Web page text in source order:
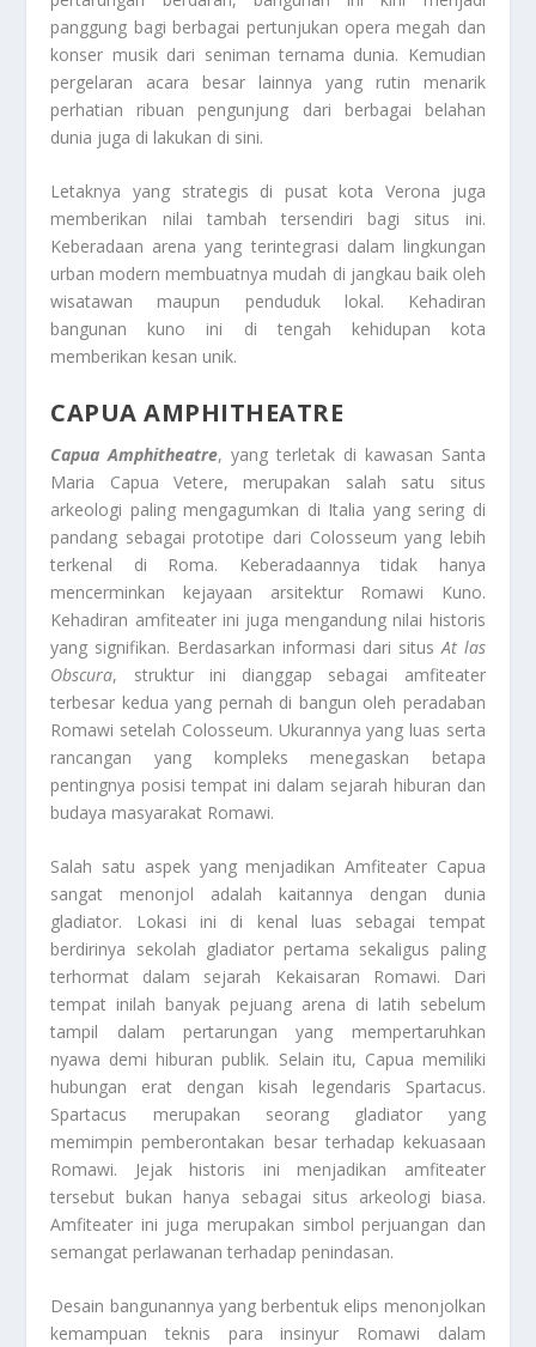
panggung bagi berbagai pertunjukan opera megah dan
konser musik dari seniman ternama dunia. Kemudian
pergelaran acara besar lainnya yang rutin menarik
perhatian ribuan pengunjung dari berbagai belahan
dunia juga di lakukan di sini.
Letaknya yang strategis di pusat kota Verona juga
memberikan nilai tambah tersendiri bagi situs ini.
Keberadaan arena yang terintegrasi dalam lingkungan
urban modern membuatnya mudah di jangkau baik oleh
wisatawan maupun penduduk lokal. Kehadiran
bangunan kuno ini di tengah kehidupan kota
memberikan kesan unik.
CAPUA AMPHITHEATRE
Capua Amphitheatre, yang terletak di kawasan Santa
Maria Capua Vetere, merupakan salah satu situs
arkeologi paling mengagumkan di Italia yang sering di
pandang sebagai prototipe dari Colosseum yang lebih
terkenal di Roma. Keberadaannya tidak hanya
mencerminkan kejayaan arsitektur Romawi Kuno.
Kehadiran amfiteater ini juga mengandung nilai historis
yang signifikan. Berdasarkan informasi dari situs At las
Obscura, struktur ini dianggap sebagai amfiteater
terbesar kedua yang pernah di bangun oleh peradaban
Romawi setelah Colosseum. Ukurannya yang luas serta
rancangan yang kompleks menegaskan betapa
pentingnya posisi tempat ini dalam sejarah hiburan dan
budaya masyarakat Romawi.
Salah satu aspek yang menjadikan Amfiteater Capua
sangat menonjol adalah kaitannya dengan dunia
gladiator. Lokasi ini di kenal luas sebagai tempat
berdirinya sekolah gladiator pertama sekaligus paling
terhormat dalam sejarah Kekaisaran Romawi. Dari
tempat inilah banyak pejuang arena di latih sebelum
tampil dalam pertarungan yang mempertaruhkan
nyawa demi hiburan publik. Selain itu, Capua memiliki
hubungan erat dengan kisah legendaris Spartacus.
Spartacus merupakan seorang gladiator yang
memimpin pemberontakan besar terhadap kekuasaan
Romawi. Jejak historis ini menjadikan amfiteater
tersebut bukan hanya sebagai situs arkeologi biasa.
Amfiteater ini juga merupakan simbol perjuangan dan
semangat perlawanan terhadap penindasan.
Desain bangunannya yang berbentuk elips menonjolkan
kemampuan teknis para insinyur Romawi dalam